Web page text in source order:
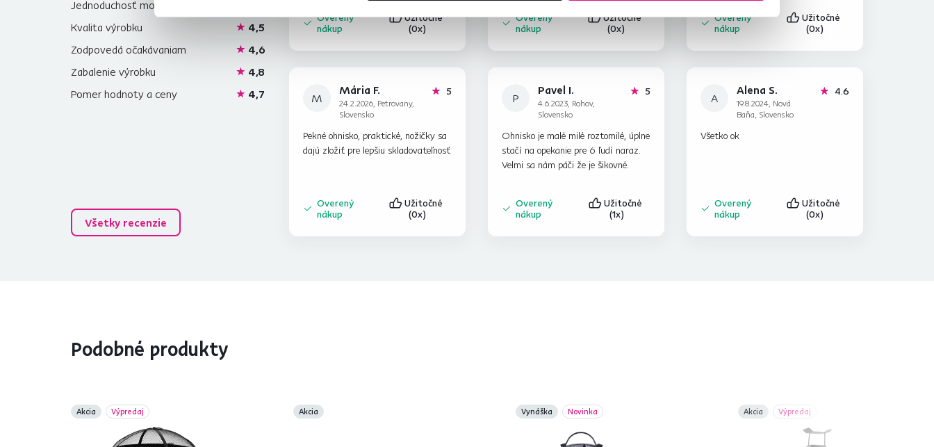
Jednoduchosť montáže
Kvalita výrobku
4,5
Zodpovedá očakávaniam
4,6
Zabalenie výrobku
4,8
Pomer hodnoty a ceny
4,7
Všetky recenzie
Overený
nákup
Užitočné
(0x)
Overený
nákup
Užitočné
(0x)
Overený
nákup
Užitočné
(0x)
M
Mária F.
24.2.2026, Petrovany,
Slovensko
5hviezdičiek
Pekné ohnisko, praktické, nožičky sa
dajú zložiť pre lepšiu skladovateľnosť
Overený
nákup
Užitočné
(0x)
P
Pavel I.
4.6.2023, Rohov,
Slovensko
5hviezdičiek
Ohnisko je malé milé roztomilé, úplne
stačí na opekanie pre 6 ľudí naraz.
Velmi sa nám páči že je šikovné.
Overený
nákup
Užitočné
(1x)
A
Alena S.
19.8.2024, Nová
Baňa, Slovensko
4.6
Všetko ok
Overený
nákup
Užitočné
(0x)
Podobné produkty
Akcia Výpredaj Akcia Vynáška Novinka Akcia Výpredaj